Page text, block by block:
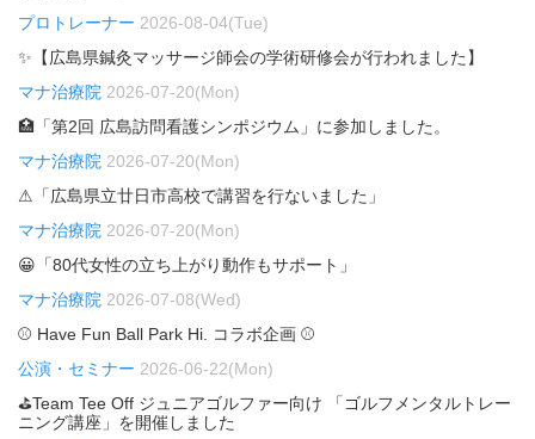
プロトレーナー 2026-08-04(Tue)
✨【広島県鍼灸マッサージ師会の学術研修会が行われました】
マナ治療院 2026-07-20(Mon)
🏥「第2回 広島訪問看護シンポジウム」に参加しました。
マナ治療院 2026-07-20(Mon)
⚠「広島県立廿日市高校で講習を行ないました」
マナ治療院 2026-07-20(Mon)
😀「80代女性の立ち上がり動作もサポート」
マナ治療院 2026-07-08(Wed)
⚾ Have Fun Ball Park Hi. コラボ企画 ⚾
公演・セミナー 2026-06-22(Mon)
⛳Team Tee Off ジュニアゴルファー向け 「ゴルフメンタルトレー
ニング講座」を開催しました